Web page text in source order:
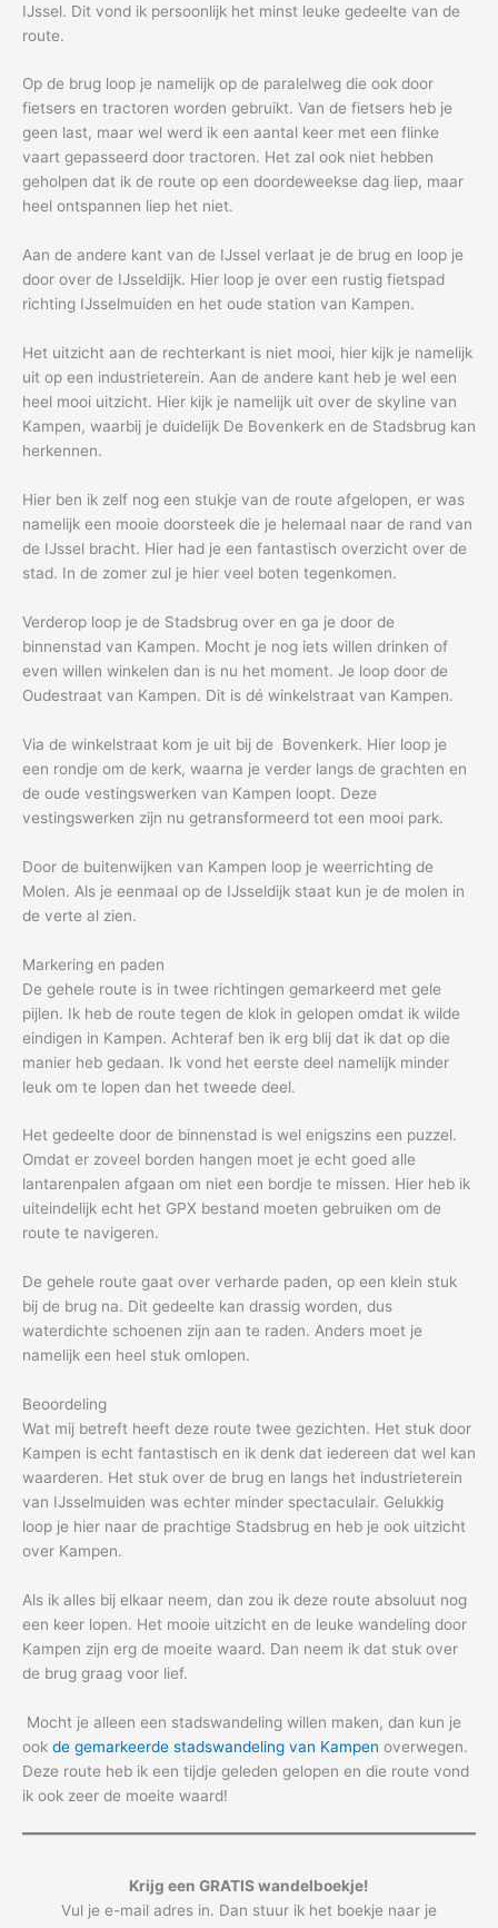
IJssel. Dit vond ik persoonlijk het minst leuke gedeelte van de
route.
Op de brug loop je namelijk op de paralelweg die ook door
fietsers en tractoren worden gebruikt. Van de fietsers heb je
geen last, maar wel werd ik een aantal keer met een flinke
vaart gepasseerd door tractoren. Het zal ook niet hebben
geholpen dat ik de route op een doordeweekse dag liep, maar
heel ontspannen liep het niet.
Aan de andere kant van de IJssel verlaat je de brug en loop je
door over de IJsseldijk. Hier loop je over een rustig fietspad
richting IJsselmuiden en het oude station van Kampen.
Het uitzicht aan de rechterkant is niet mooi, hier kijk je namelijk
uit op een industrieterein. Aan de andere kant heb je wel een
heel mooi uitzicht. Hier kijk je namelijk uit over de skyline van
Kampen, waarbij je duidelijk De Bovenkerk en de Stadsbrug kan
herkennen.
Hier ben ik zelf nog een stukje van de route afgelopen, er was
namelijk een mooie doorsteek die je helemaal naar de rand van
de IJssel bracht. Hier had je een fantastisch overzicht over de
stad. In de zomer zul je hier veel boten tegenkomen.
Verderop loop je de Stadsbrug over en ga je door de
binnenstad van Kampen. Mocht je nog iets willen drinken of
even willen winkelen dan is nu het moment. Je loop door de
Oudestraat van Kampen. Dit is dé winkelstraat van Kampen.
Via de winkelstraat kom je uit bij de Bovenkerk. Hier loop je
een rondje om de kerk, waarna je verder langs de grachten en
de oude vestingswerken van Kampen loopt. Deze
vestingswerken zijn nu getransformeerd tot een mooi park.
Door de buitenwijken van Kampen loop je weerrichting de
Molen. Als je eenmaal op de IJsseldijk staat kun je de molen in
de verte al zien.
Markering en paden
De gehele route is in twee richtingen gemarkeerd met gele
pijlen. Ik heb de route tegen de klok in gelopen omdat ik wilde
eindigen in Kampen. Achteraf ben ik erg blij dat ik dat op die
manier heb gedaan. Ik vond het eerste deel namelijk minder
leuk om te lopen dan het tweede deel.
Het gedeelte door de binnenstad is wel enigszins een puzzel.
Omdat er zoveel borden hangen moet je echt goed alle
lantarenpalen afgaan om niet een bordje te missen. Hier heb ik
uiteindelijk echt het GPX bestand moeten gebruiken om de
route te navigeren.
De gehele route gaat over verharde paden, op een klein stuk
bij de brug na. Dit gedeelte kan drassig worden, dus
waterdichte schoenen zijn aan te raden. Anders moet je
namelijk een heel stuk omlopen.
Beoordeling
Wat mij betreft heeft deze route twee gezichten. Het stuk door
Kampen is echt fantastisch en ik denk dat iedereen dat wel kan
waarderen. Het stuk over de brug en langs het industrieterein
van IJsselmuiden was echter minder spectaculair. Gelukkig
loop je hier naar de prachtige Stadsbrug en heb je ook uitzicht
over Kampen.
Als ik alles bij elkaar neem, dan zou ik deze route absoluut nog
een keer lopen. Het mooie uitzicht en de leuke wandeling door
Kampen zijn erg de moeite waard. Dan neem ik dat stuk over
de brug graag voor lief.
Mocht je alleen een stadswandeling willen maken, dan kun je
ook de gemarkeerde stadswandeling van Kampen overwegen.
Deze route heb ik een tijdje geleden gelopen en die route vond
ik ook zeer de moeite waard!
Krijg een GRATIS wandelboekje!
Vul je e-mail adres in. Dan stuur ik het boekje naar je